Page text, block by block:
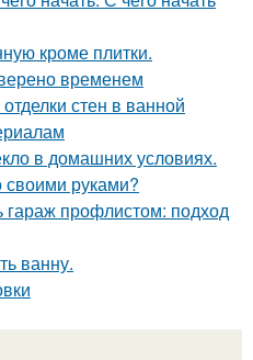
кроме плитки.
временем
стен в ванной
в домашних условиях.
своими руками?
гараж профлистом: подход
ванну.